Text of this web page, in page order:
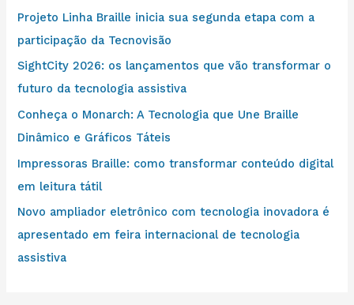
Projeto Linha Braille inicia sua segunda etapa com a
participação da Tecnovisão
SightCity 2026: os lançamentos que vão transformar o
futuro da tecnologia assistiva
Conheça o Monarch: A Tecnologia que Une Braille
Dinâmico e Gráficos Táteis
Impressoras Braille: como transformar conteúdo digital
em leitura tátil
Novo ampliador eletrônico com tecnologia inovadora é
apresentado em feira internacional de tecnologia
assistiva